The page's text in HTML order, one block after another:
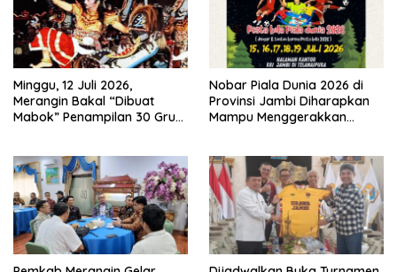
Minggu, 12 Juli 2026,
Merangin Bakal “Dibuat
Mabok” Penampilan 30 Grup
Nobar Piala Dunia 2026 di
Provinsi Jambi Diharapkan
Mampu Menggerakkan